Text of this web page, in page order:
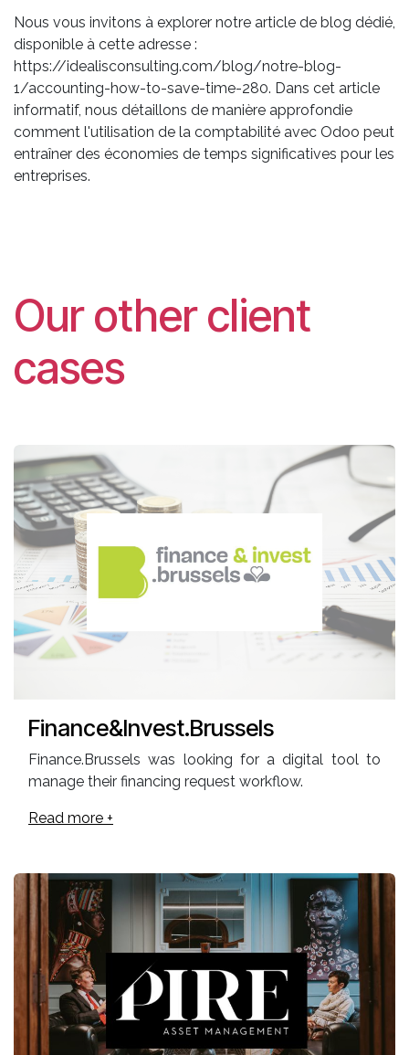
Nous vous invitons à explorer notre article de blog dédié,
disponible à cette adresse :
https://idealisconsulting.com/blog/notre-blog-
1/accounting-how-to-save-time-280. Dans cet article
informatif, nous détaillons de manière approfondie
comment l'utilisation de la comptabilité avec Odoo peut
entraîner des économies de temps significatives pour les
entreprises.
Our other client
cases
Finance&Invest.Brussels
Finance.Brussels was looking for a digital tool to
manage their financing request workflow.
Read more +